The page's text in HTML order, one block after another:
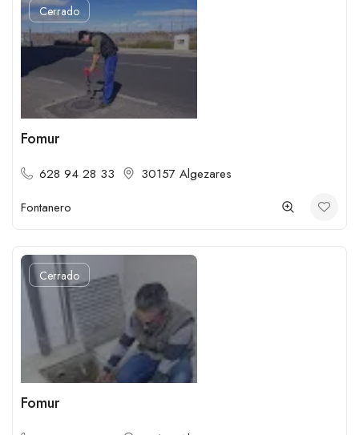
Cerrado
Fomur
628 94 28 33
30157 Algezares
Fontanero
Cerrado
Fomur